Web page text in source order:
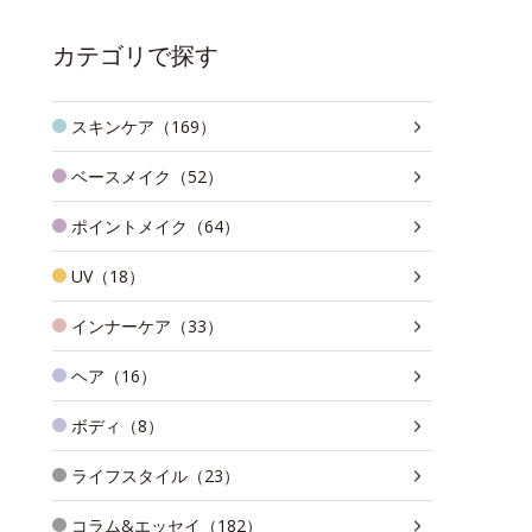
カテゴリで探す
スキンケア（169）
ベースメイク（52）
ポイントメイク（64）
UV（18）
インナーケア（33）
ヘア（16）
ボディ（8）
ライフスタイル（23）
コラム&エッセイ（182）